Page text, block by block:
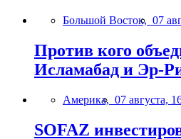
Большой Восток, 07
Против кого
Исламабад и Эр-
Америка, 07 августа,
SOFAZ